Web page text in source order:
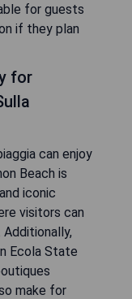
for guests
if they plan
for
can enjoy
Beach is
iconic
visitors can
Ecola State
make for